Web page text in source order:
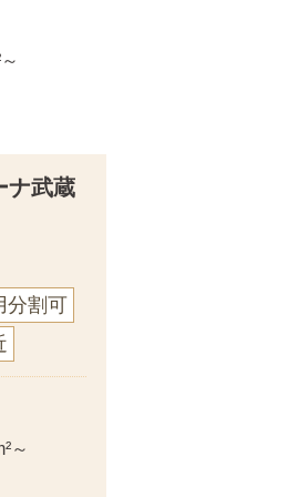
ナ武蔵
分割可
～